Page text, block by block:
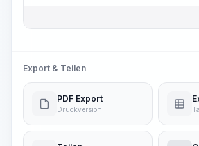
Export & Teilen
PDF Export
Druckversion